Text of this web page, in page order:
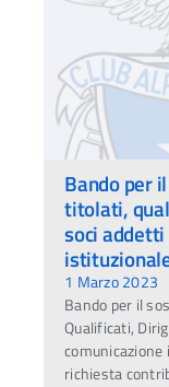
Bando per
titolati,
soci
1 Marzo 2023
Bando per il
Qualificati,
comunicazione
richiesta